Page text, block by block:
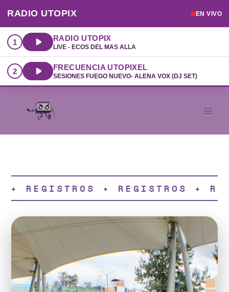
RADIO UTOPIX EN VIVO
1 RADIO UTOPIX
LIVE - ECOS DEL MÁS ALLÁ
2 FRECUENCIA UTOPIXEL
SESIONES FUEGO NUEVO- ALENA VOX (DJ SET)
✦ REGISTROS ✦ REGISTROS ✦